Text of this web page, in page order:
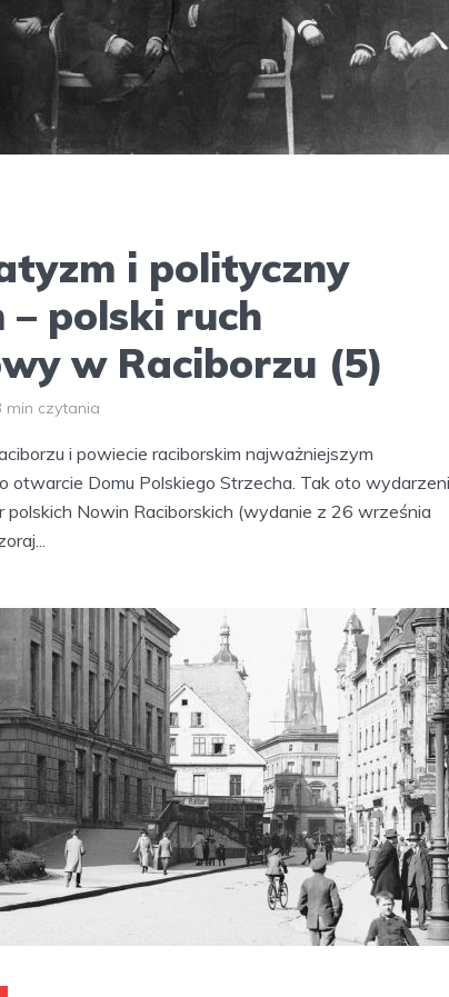
i polityczny
– polski ruch
w Raciborzu (5)
min czytania
i powiecie raciborskim najważniejszym
otwarcie Domu Polskiego Strzecha. Tak oto
polskich Nowin Raciborskich (wydanie z 26 września